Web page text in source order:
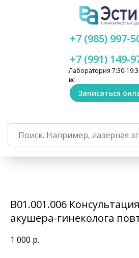
Лаборатория 7:30-
вс
+7 (991) 149-
+7 (985) 997-
Записаться
В01.001.006
акушера-гинеколога
1 000 р.